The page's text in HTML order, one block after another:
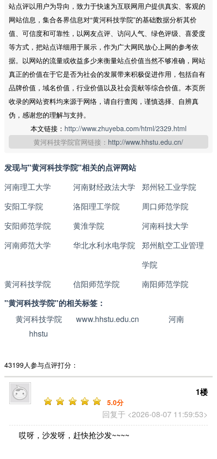
站点评以用户为导向，致力于快速为互联网用户提供真实、客观的
网站信息，集合各界信息对“黄河科技学院”的基础数据分析其价
值、可信度和可靠性，以网友点评、访问人气、绿色评级、喜爱度
等方式，把站点详细用于展示，作为广大网民放心上网的参考依
据。以网站的流量或收益多少来衡量站点价值当然不够准确，网站
真正的价值在于它是否为社会的发展带来积极促进作用，包括自有
品牌价值，域名价值，行业价值以及社会贡献等综合价值。本页所
收录的网站资料均来源于网络，请自行查阅，谨慎选择、自辨真
伪，感谢您的理解与支持。
本文链接： http://www.zhuyeba.com/html/2329.html
黄河科技学院官网链接： http://www.hhstu.edu.cn/
发现与"黄河科技学院"相关的点评网站
河南理工大学
河南财经政法大学
郑州轻工业学院
安阳工学院
洛阳理工学院
周口师范学院
安阳师范学院
黄淮学院
河南科技大学
河南师范大学
华北水利水电学院
郑州航空工业管理
学院
黄河科技学院
信阳师范学院
南阳师范学院
"黄河科技学院"的相关标签：
黄河科技学院
www.hhstu.edu.cn
河南
hhstu
43199人参与点评打分：
回复于 <2026-08-07 11:59:53>
1楼
5.0分
哎呀，沙发呀，赶快抢沙发~~~~